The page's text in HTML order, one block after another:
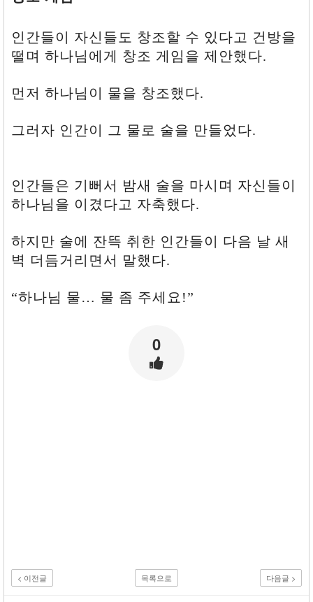
점?
인간들이 자신들도 창조할 수 있다고 건방을
떨며 하나님에게 창조 게임을 제안했다.
먼저 하나님이 물을 창조했다.
그러자 인간이 그 물로 술을 만들었다.
인간들은 기뻐서 밤새 술을 마시며 자신들이
하나님을 이겼다고 자축했다.
하지만 술에 잔뜩 취한 인간들이 다음 날 새
벽 더듬거리면서 말했다.
“하나님 물… 물 좀 주세요!”
0
< 이전글 목록으로 다음글 >